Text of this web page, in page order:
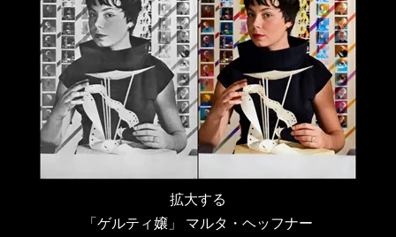
拡大する
「ゲルティ嬢」 マルタ・ヘッフナー